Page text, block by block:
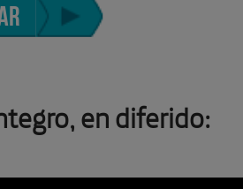
en diferido: